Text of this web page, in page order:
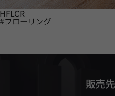
HFLOR
#フローリング
販売先